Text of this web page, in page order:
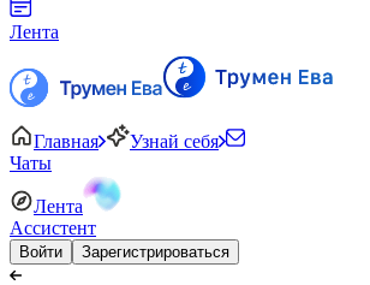
Лента
Главная
Узнай себя
Чаты
Лента
Ассистент
Войти Зарегистрироваться